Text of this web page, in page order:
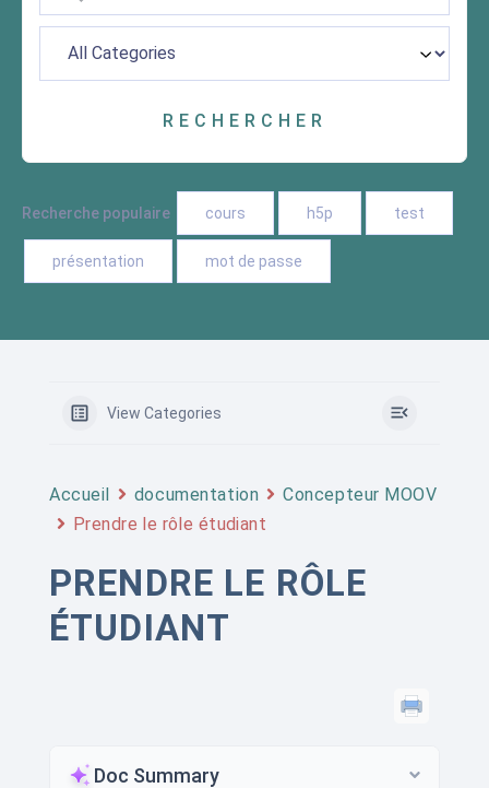
Recherche populaire cours h5p test
présentation mot de passe
View Categories
Accueil documentation
Concepteur MOOV
Prendre le rôle étudiant
PRENDRE LE RÔLE
ÉTUDIANT
Doc Summary